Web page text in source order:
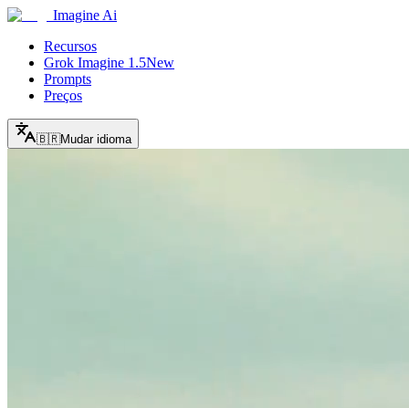
Imagine Ai
Recursos
Grok Imagine 1.5New
Prompts
Preços
🇧🇷Mudar idioma